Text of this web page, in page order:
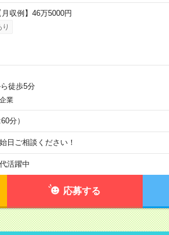
収例】46万5000円
徒歩5分
業
分）
ご相談ください！
活躍中
応募する